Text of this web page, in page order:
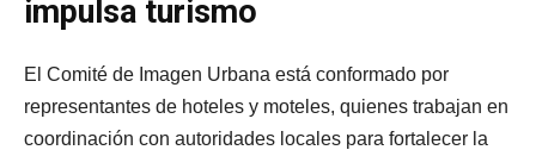
impulsa turismo
El Comité de Imagen Urbana está conformado por
representantes de hoteles y moteles, quienes trabajan en
coordinación con autoridades locales para fortalecer la